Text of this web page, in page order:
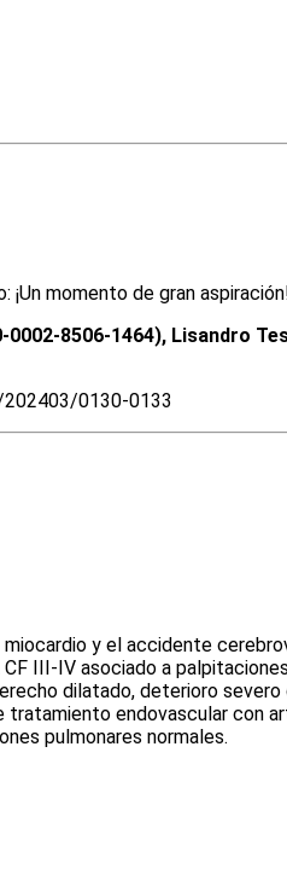
momento de gran
0002-8506-1464), Lisandro
202403/0130-0133
y el accidente
III-IV asociado a
dilatado, deterioro
endovascular con
pulmonares normales.